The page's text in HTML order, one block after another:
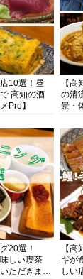
10選！昼
高知の酒
Pro】
【
の清
景・
20選！
しい喫茶
ただきま
【
ギが
しい